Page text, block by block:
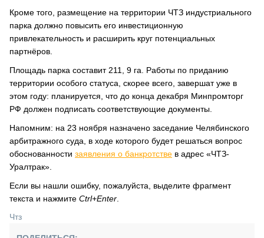
Кроме того, размещение на территории ЧТЗ индустриального
парка должно повысить его инвестиционную
привлекательность и расширить круг потенциальных
партнёров.
Площадь парка составит 211, 9 га. Работы по приданию
территории особого статуса, скорее всего, завершат уже в
этом году: планируется, что до конца декабря Минпромторг
РФ должен подписать соответствующие документы.
Напомним: на 23 ноября назначено заседание Челябинского
арбитражного суда, в ходе которого будет решаться вопрос
обоснованности заявления о банкротстве в адрес «ЧТЗ-
Уралтрак».
Если вы нашли ошибку, пожалуйста, выделите фрагмент
текста и нажмите Ctrl+Enter
Чтз